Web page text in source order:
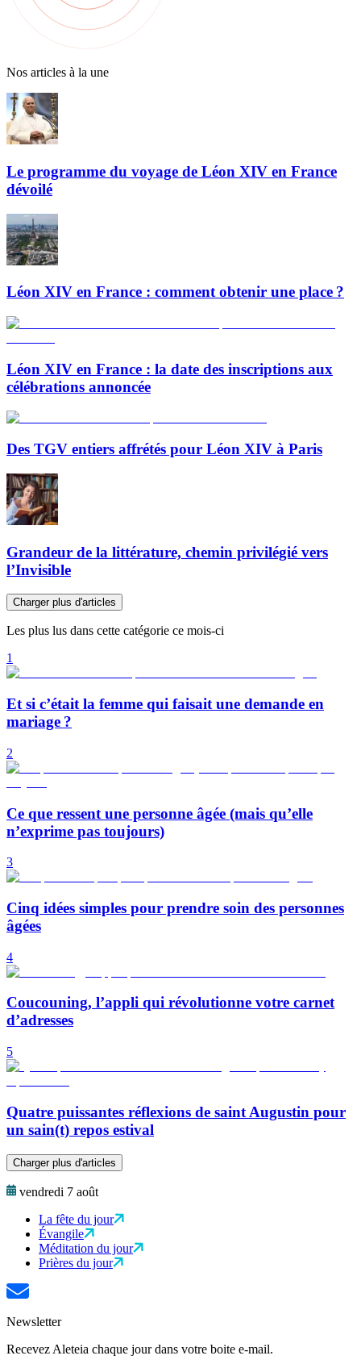
Nos articles à la une
Le programme du voyage de Léon XIV en France
dévoilé
Léon XIV en France : comment obtenir une place ?
Léon XIV en France : la date des inscriptions aux
célébrations annoncée
Des TGV entiers affrétés pour Léon XIV à Paris
Grandeur de la littérature, chemin privilégié vers
l’Invisible
Charger plus d'articles
Les plus lus dans cette catégorie ce mois-ci
1
Et si c’était la femme qui faisait une demande en
mariage ?
2
Ce que ressent une personne âgée (mais qu’elle
n’exprime pas toujours)
3
Cinq idées simples pour prendre soin des personnes
âgées
4
Coucouning, l’appli qui révolutionne votre carnet
d’adresses
5
Quatre puissantes réflexions de saint Augustin pour
un sain(t) repos estival
Charger plus d'articles
vendredi 7 août
La fête du jour
Évangile
Méditation du jour
Prières du jour
Newsletter
Recevez Aleteia chaque jour dans votre boite e-mail.